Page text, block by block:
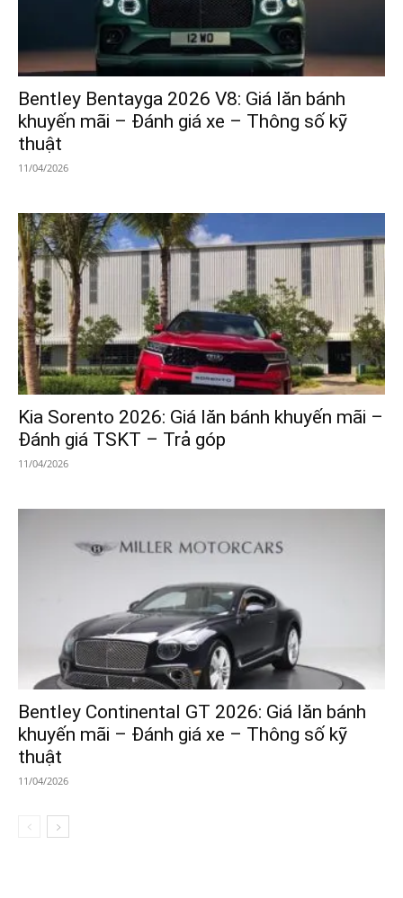
Bentley Bentayga 2026 V8: Giá lăn bánh
khuyến mãi – Đánh giá xe – Thông số kỹ
thuật
11/04/2026
Kia Sorento 2026: Giá lăn bánh khuyến mãi –
Đánh giá TSKT – Trả góp
11/04/2026
Bentley Continental GT 2026: Giá lăn bánh
khuyến mãi – Đánh giá xe – Thông số kỹ
thuật
11/04/2026